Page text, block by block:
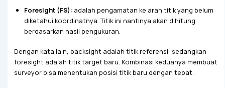
Foresight (FS): adalah pengamatan ke arah titik yang belum
diketahui koordinatnya. Titik ini nantinya akan dihitung
berdasarkan hasil pengukuran.
Dengan kata lain, backsight adalah titik referensi, sedangkan
foresight adalah titik target baru. Kombinasi keduanya membuat
surveyor bisa menentukan posisi titik baru dengan tepat.